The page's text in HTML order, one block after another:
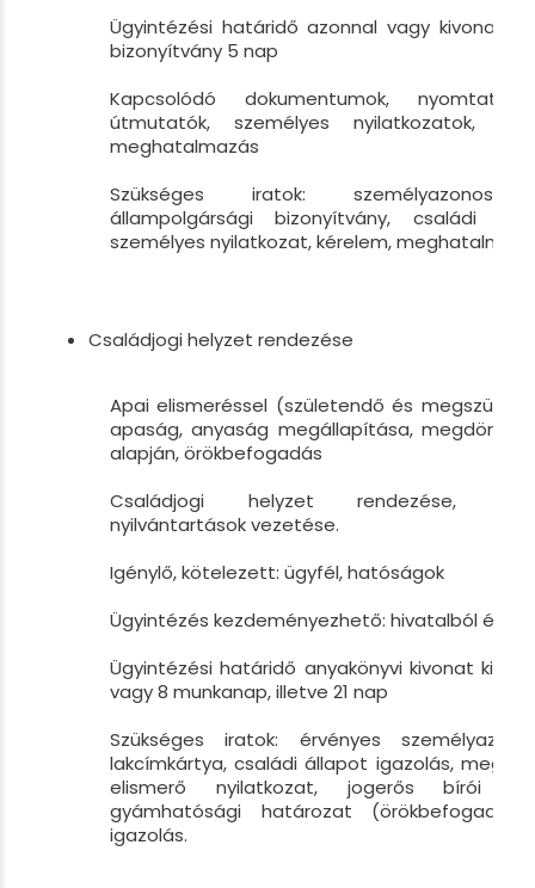
Ügyintézési határidő azonnal vagy kivonat 8
bizonyítvány 5 nap
Kapcsolódó dokumentumok,
útmutatók, személyes nyilatkozatok,
meghatalmazás
Szükséges iratok: személyazonosító
állampolgársági bizonyítvány, családi
személyes nyilatkozat, kérelem,
Családjogi helyzet rendezése
Apai elismeréssel (születendő és
apaság, anyaság megállapítása,
alapján, örökbefogadás
Családjogi helyzet rendezése,
nyilvántartások vezetése.
Igénylő, kötelezett: ügyfél, hatóságok
Ügyintézés kezdeményezhető: hivatalból és
Ügyintézési határidő anyakönyvi kivonat
vagy 8 munkanap, illetve 21 nap
Szükséges iratok: érvényes
lakcímkártya, családi állapot igazolás,
elismerő nyilatkozat, jogerős bírói
gyámhatósági határozat
igazolás.